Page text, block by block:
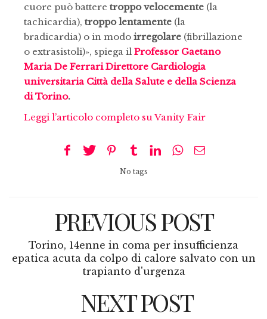
cuore può battere troppo velocemente (la
tachicardia), troppo lentamente (la
bradicardia) o in modo irregolare (fibrillazione
o extrasistoli)», spiega il Professor Gaetano
Maria De Ferrari Direttore Cardiologia
universitaria Città della Salute e della Scienza
di Torino.
Leggi l’articolo completo su Vanity Fair
No tags
PREVIOUS POST
Torino, 14enne in coma per insufficienza
epatica acuta da colpo di calore salvato con un
trapianto d'urgenza
NEXT POST